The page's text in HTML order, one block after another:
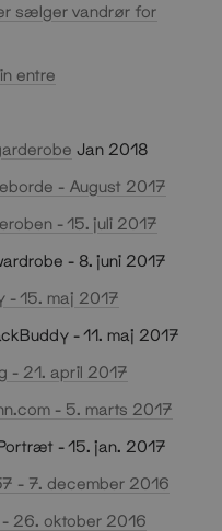
sælger vandrør for
entre
Jan 2018
- August 2017
- 15. juli 2017
- 8. juni 2017
- 15. maj 2017
- 11. maj 2017
- 21. april 2017
- 5. marts 2017
- 15. jan. 2017
- 7. december 2016
26. oktober 2016